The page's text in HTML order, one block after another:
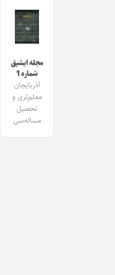
مجله ایشیق
شماره 1
آذربایجان
معلم‌لری و
تحصیل
مساله‌سی